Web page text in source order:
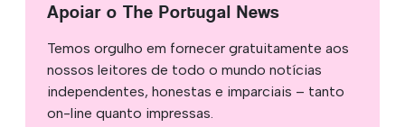
Apoiar o The Portugal News
Temos orgulho em fornecer gratuitamente aos
nossos leitores de todo o mundo notícias
independentes, honestas e imparciais – tanto
on-line quanto impressas.